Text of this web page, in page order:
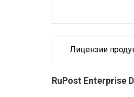
Лицензии
RuPost Enterprise